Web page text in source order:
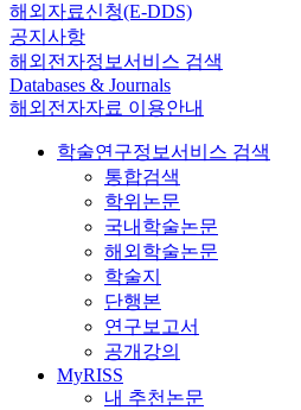
해외자료신청(E-DDS)
공지사항
해외전자정보서비스 검색
Databases & Journals
해외전자자료 이용안내
학술연구정보서비스 검색
통합검색
학위논문
국내학술논문
해외학술논문
학술지
단행본
연구보고서
공개강의
MyRISS
내 추천논문